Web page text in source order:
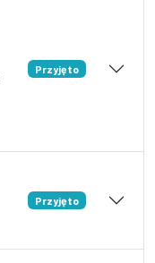
Przyjęto
Przyjęto